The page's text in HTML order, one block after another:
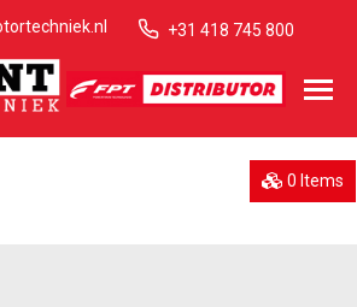
+31 418 745 800
0 Items